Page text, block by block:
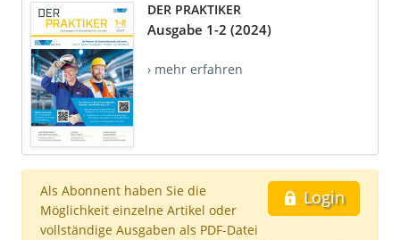
DER PRAKTIKER
Ausgabe 1-2 (2024)
› mehr erfahren
Login
Als Abonnent haben Sie die
Möglichkeit einzelne Artikel oder
vollständige Ausgaben als PDF-Datei